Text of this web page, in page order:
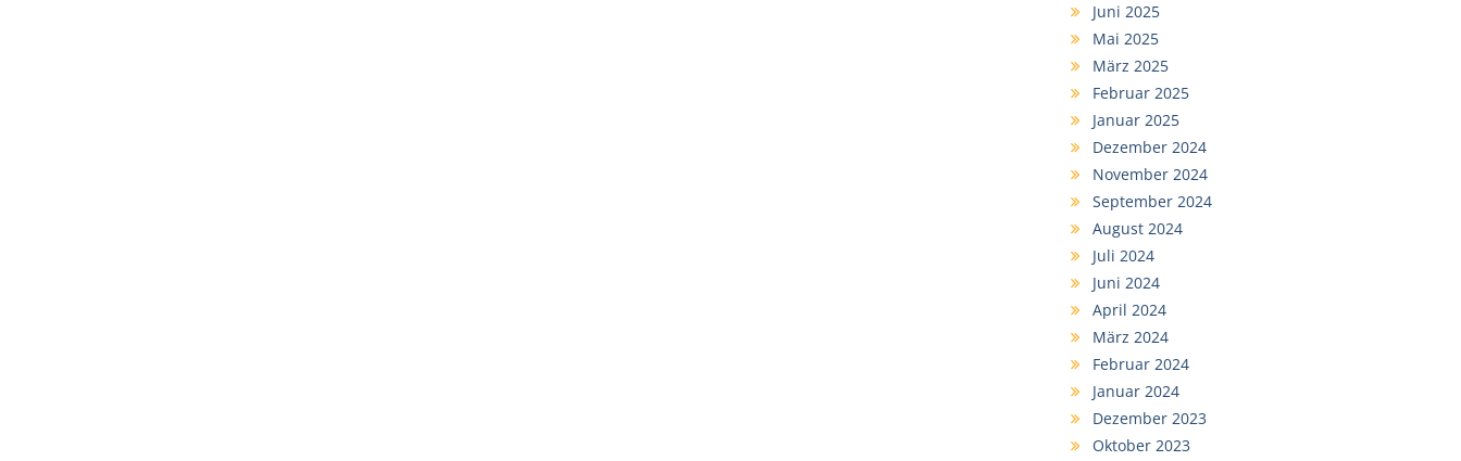
Juni 2025
Mai 2025
März 2025
Februar 2025
Januar 2025
Dezember 2024
November 2024
September 2024
August 2024
Juli 2024
Juni 2024
April 2024
März 2024
Februar 2024
Januar 2024
Dezember 2023
Oktober 2023